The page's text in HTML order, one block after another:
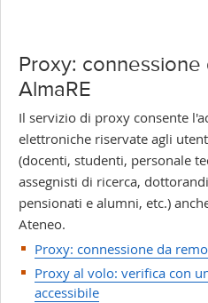
Proxy:
AlmaRE
Il servizio di proxy consente
elettroniche riservate agli
(docenti, studenti, personale
assegnisti di ricerca,
pensionati e alumni, etc.)
Ateneo.
Proxy: connessione da
Proxy al volo: verifica con
accessibile